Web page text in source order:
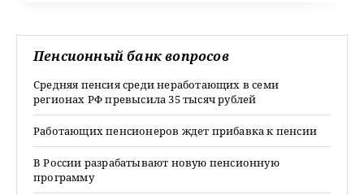
Пенсионный банк вопросов
Средняя пенсия среди неработающих в семи
регионах РФ превысила 35 тысяч рублей
Работающих пенсионеров ждет прибавка к пенсии
В России разрабатывают новую пенсионную
программу